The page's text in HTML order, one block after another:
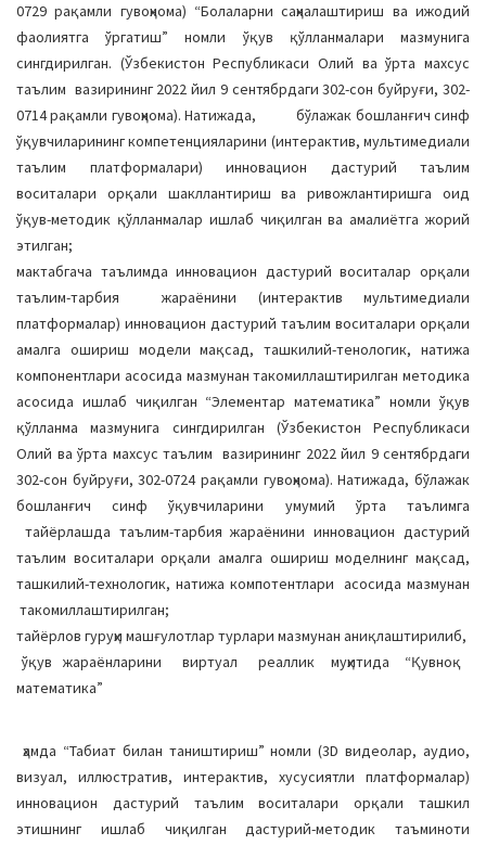
0729 рақамли гувоҳнома) “Болаларни саҳналаштириш ва ижодий
фаолиятга ўргатиш” номли ўқув қўлланмалари мазмунига
сингдирилган. (Ўзбекистон Республикаси Олий ва ўрта махсус
таълим вазирининг 2022 йил 9 сентябрдаги 302-сон буйруғи, 302-
0714 рақамли гувоҳнома). Натижада, бўлажак бошланғич синф
ўқувчиларининг компетенцияларини (интерактив, мультимедиали
таълим платформалари) инновацион дастурий таълим
воситалари орқали шакллантириш ва ривожлантиришга оид
ўқув-методик қўлланмалар ишлаб чиқилган ва амалиётга жорий
этилган;
мактабгача таълимда инновацион дастурий воситалар орқали
таълим-тарбия жараёнини (интерактив мультимедиали
платформалар) инновацион дастурий таълим воситалари орқали
амалга ошириш модели мақсад, ташкилий-тенологик, натижа
компонентлари асосида мазмунан такомиллаштирилган методика
асосида ишлаб чиқилган “Элементар математика” номли ўқув
қўлланма мазмунига сингдирилган (Ўзбекистон Республикаси
Олий ва ўрта махсус таълим вазирининг 2022 йил 9 сентябрдаги
302-сон буйруғи, 302-0724 рақамли гувоҳнома). Натижада, бўлажак
бошланғич синф ўқувчиларини умумий ўрта таълимга
тайёрлашда таълим-тарбия жараёнини инновацион дастурий
таълим воситалари орқали амалга ошириш моделнинг мақсад,
ташкилий-технологик, натижа компотентлари асосида мазмунан
такомиллаштирилган;
тайёрлов гуруҳи машғулотлар турлари мазмунан аниқлаштирилиб,
ўқув жараёнларини виртуал реаллик муҳитида “Қувноқ
математика”
ҳамда “Табиат билан таништириш” номли (3D видеолар, аудио,
визуал, иллюстратив, интерактив, хусусиятли платформалар)
инновацион дастурий таълим воситалари орқали ташкил
этишнинг ишлаб чиқилган дастурий-методик таъминоти